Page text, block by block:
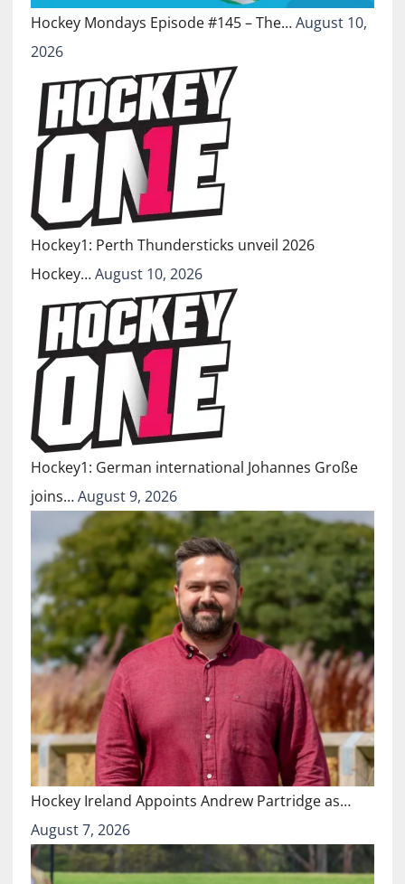
Hockey Mondays Episode #145 – The…August 10,
2026
Hockey1: Perth Thundersticks unveil 2026
Hockey…August 10, 2026
Hockey1: German international Johannes Große
joins…August 9, 2026
Hockey Ireland Appoints Andrew Partridge as…
August 7, 2026